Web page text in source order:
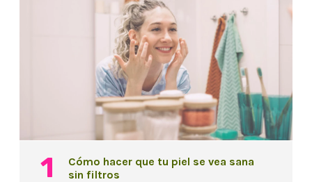
Cómo hacer que tu piel se vea sana
sin filtros